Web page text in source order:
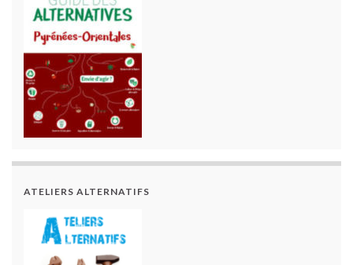
ATELIERS ALTERNATIFS